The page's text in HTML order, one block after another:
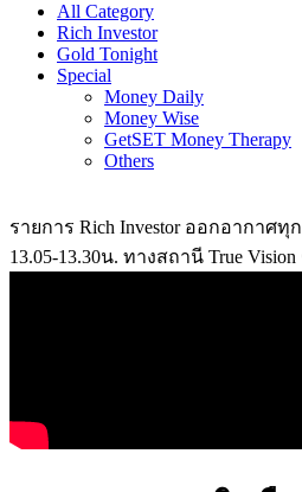
All Category
Rich Investor
Gold Tonight
Special
Money Daily
Money Wise
GetSET Money Therapy
Others
รายการ Rich Investor ออกอากาศทุ
13.05-13.30น. ทางสถานี True